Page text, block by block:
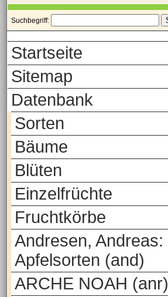
Suchbegriff:
Startseite
Sitemap
Datenbank
Sorten
Bäume
Blüten
Einzelfrüchte
Fruchtkörbe
Andresen, Andreas:
Apfelsorten (and)
ARCHE NOAH (anr)